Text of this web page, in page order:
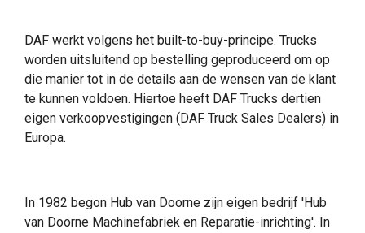
DAF werkt volgens het built-to-buy-principe. Trucks
worden uitsluitend op bestelling geproduceerd om op
die manier tot in de details aan de wensen van de klant
te kunnen voldoen. Hiertoe heeft DAF Trucks dertien
eigen verkoopvestigingen (DAF Truck Sales Dealers) in
Europa.
In 1982 begon Hub van Doorne zijn eigen bedrijf 'Hub
van Doorne Machinefabriek en Reparatie-inrichting'. In